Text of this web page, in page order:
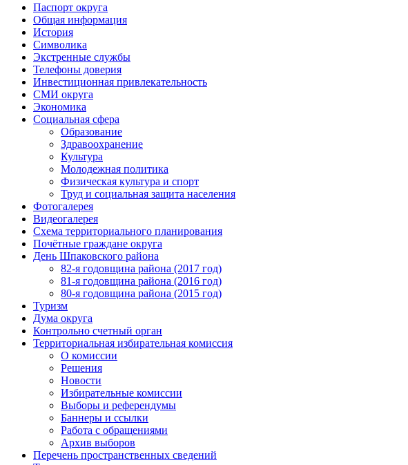
Паспорт округа
Общая информация
История
Символика
Экстренные службы
Телефоны доверия
Инвестиционная привлекательность
СМИ округа
Экономика
Социальная сфера
Образование
Здравоохранение
Культура
Молодежная политика
Физическая культура и спорт
Труд и социальная защита населения
Фотогалерея
Видеогалерея
Схема территориального планирования
Почётные граждане округа
День Шпаковского района
82-я годовщина района (2017 год)
81-я годовщина района (2016 год)
80-я годовщина района (2015 год)
Туризм
Дума округа
Контрольно счетный орган
Территориальная избирательная комиссия
О комиссии
Решения
Новости
Избирательные комиссии
Выборы и референдумы
Баннеры и ссылки
Работа с обращениями
Архив выборов
Перечень пространственных сведений